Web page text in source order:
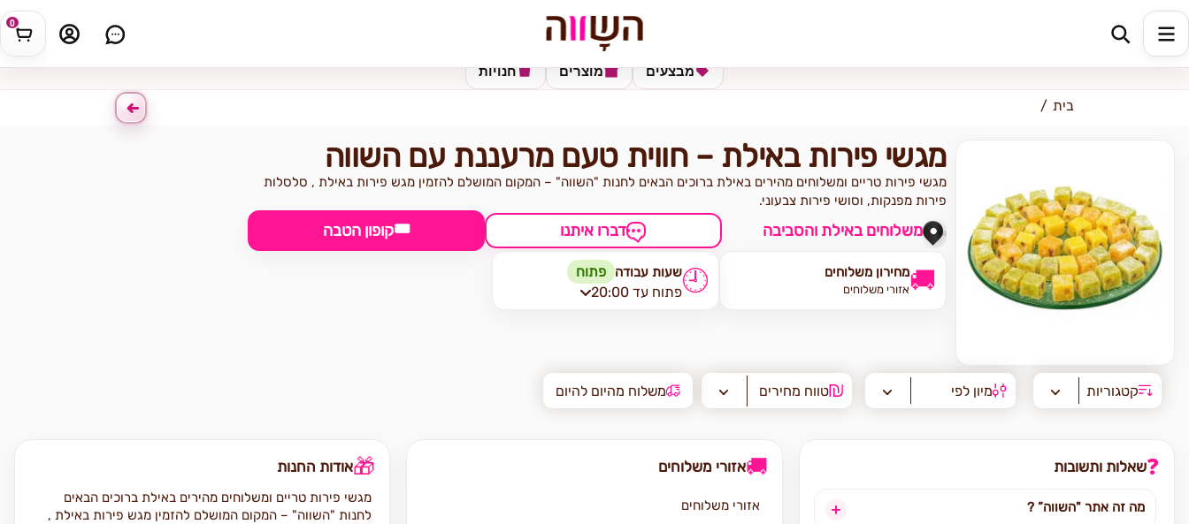
0 כתובת למשלוח
חנויות מוצרים מבצעים
בית
מגשי פירות באילת – חווית טעם מרעננת עם השווה
מגשי פירות טריים ומשלוחים מהירים באילת ברוכים הבאים לחנות "השווה" – המקום המושלם להזמין מגש פירות באילת , סלסלות
פירות מפנקות, וסושי פירות צבעוני.
משלוחים באילת והסביבה דברו איתנו קופון הטבה🎟
מחירון משלוחים
אזורי משלוחים🚚 שעות עבודה
פתוח
פתוח עד 20:00🕘
קטגוריות מיון לפי טווח מחירים משלוח מהיום להיום
❓שאלות ותשובות
מה זה אתר "השווה” ?
🚚אזורי משלוחים
אזורי משלוחים
🎁אודות החנות
מגשי פירות טריים ומשלוחים מהירים באילת ברוכים הבאים
לחנות "השווה" – המקום המושלם להזמין מגש פירות באילת ,